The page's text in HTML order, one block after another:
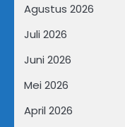
Agustus 2026
Juli 2026
Juni 2026
Mei 2026
April 2026